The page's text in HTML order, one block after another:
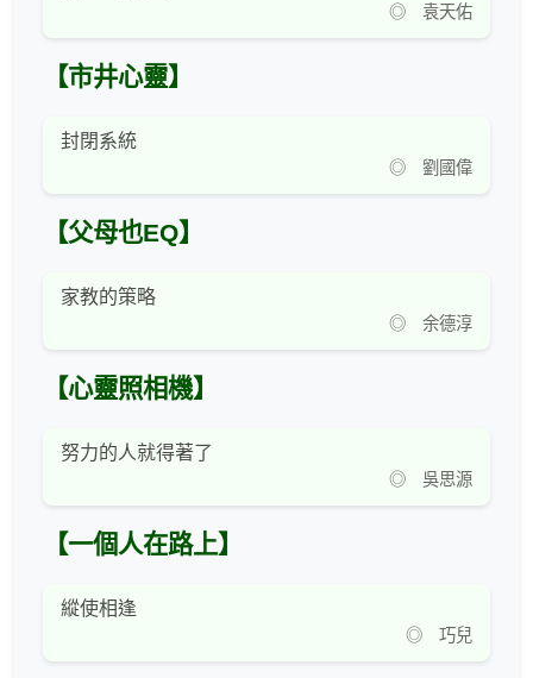
◎ 袁天佑
【市井心靈】
封閉系統
◎ 劉國偉
【父母也EQ】
家教的策略
◎ 余德淳
【心靈照相機】
努力的人就得著了
◎ 吳思源
【一個人在路上】
縱使相逢
◎ 巧兒